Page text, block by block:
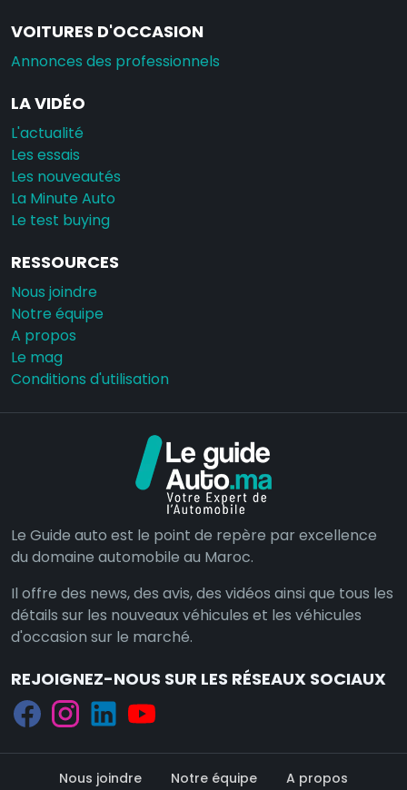
VOITURES D'OCCASION
Annonces des professionnels
LA VIDÉO
L'actualité
Les essais
Les nouveautés
La Minute Auto
Le test buying
RESSOURCES
Nous joindre
Notre équipe
A propos
Le mag
Conditions d'utilisation
Le Guide auto est le point de repère par excellence
du domaine automobile au Maroc.
Il offre des news, des avis, des vidéos ainsi que tous les
détails sur les nouveaux véhicules et les véhicules
d'occasion sur le marché.
REJOIGNEZ-NOUS SUR LES RÉSEAUX SOCIAUX
Nous joindre Notre équipe A propos